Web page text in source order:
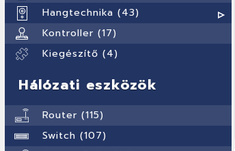
Hangtechnika (43)
Kontroller (17)
Kiegészítő (4)
Hálózati eszközök
Router (115)
Switch (107)